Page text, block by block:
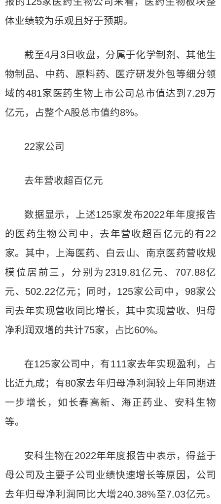
体业绩较为乐观且好于预期。
截至4月3日收盘，分属于化学制剂、其他生
物制品、中药、原料药、医疗研发外包等细分领
域的481家医药生物上市公司总市值达到7.29万
亿元，占整个A股总市值约8%。
22家公司
去年营收超百亿元
数据显示，上述125家发布2022年年度报告
的医药生物公司中，去年营收超百亿元的有22
家。其中，上海医药、白云山、南京医药营收规
模位居前三，分别为2319.81亿元、707.88亿
元、502.22亿元；同时，125家公司中，98家公
司去年实现营收同比增长，其中实现营收、归母
净利润双增的共计75家，占比60%。
在125家公司中，有111家去年实现盈利，占
比近九成；有80家去年归母净利润较上年同期进
一步增长，如长春高新、海正药业、安科生物
等。
安科生物在2022年年度报告中表示，得益于
母公司及主要子公司业绩快速增长等原因，公司
去年归母净利润同比大增240.38%至7.03亿元。